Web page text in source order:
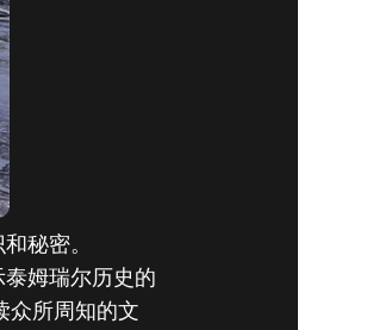
秘密。
姆瑞尔历史的
众所周知的文